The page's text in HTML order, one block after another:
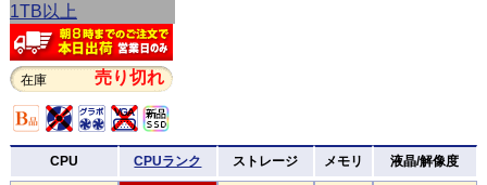
在庫 売り切れ
CPU CPUランク ストレージ メモリ 液晶/解像度